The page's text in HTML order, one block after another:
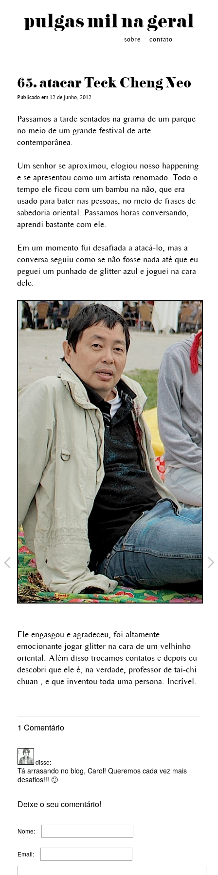
pulgas mil na geral
contato
sobre
65. atacar Teck Cheng Neo
Publicado em 12 de junho, 2012
Passamos a tarde sentados na grama de um parque
no meio de um grande festival de arte
contemporânea.
Um senhor se aproximou, elogiou nosso happening
e se apresentou como um artista renomado. Todo o
tempo ele ficou com um bambu na não, que era
usado para bater nas pessoas, no meio de frases de
sabedoria oriental. Passamos horas conversando,
aprendi bastante com ele.
Em um momento fui desafiada a atacá-lo, mas a
conversa seguiu como se não fosse nada até que eu
peguei um punhado de glitter azul e joguei na cara
dele.
Ele engasgou e agradeceu, foi altamente
emocionante jogar glitter na cara de um velhinho
oriental. Além disso trocamos contatos e depois eu
descobri que ele é, na verdade, professor de tai-chi
chuan , e que inventou toda uma persona. Incrível.
1 Comentário
disse:
Tá arrasando no blog, Carol! Queremos cada vez mais
desafios!!! 🙂
Deixe o seu comentário!
Nome:
Email: